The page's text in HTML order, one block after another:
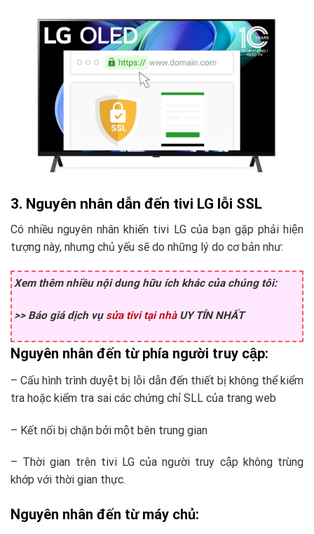
3. Nguyên nhân dẫn đến tivi LG lỗi SSL
Có nhiều nguyên nhân khiến tivi LG của bạn gặp phải hiện
tượng này, nhưng chủ yếu sẽ do những lý do cơ bản như:
Xem thêm nhiều nội dung hữu ích khác của chúng tôi:
>> Báo giá dịch vụ sửa tivi tại nhàUY TÍN NHẤT
Nguyên nhân đến từ phía người truy cập:
– Cấu hình trình duyệt bị lỗi dẫn đến thiết bị không thể kiểm
tra hoặc kiểm tra sai các chứng chỉ SLL của trang web
– Kết nối bị chặn bởi một bên trung gian
– Thời gian trên tivi LG của người truy cập không trùng
khớp với thời gian thực.
Nguyên nhân đến từ máy chủ: